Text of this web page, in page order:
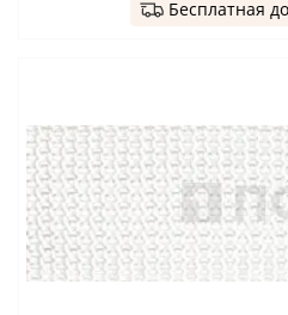
Бесплатная